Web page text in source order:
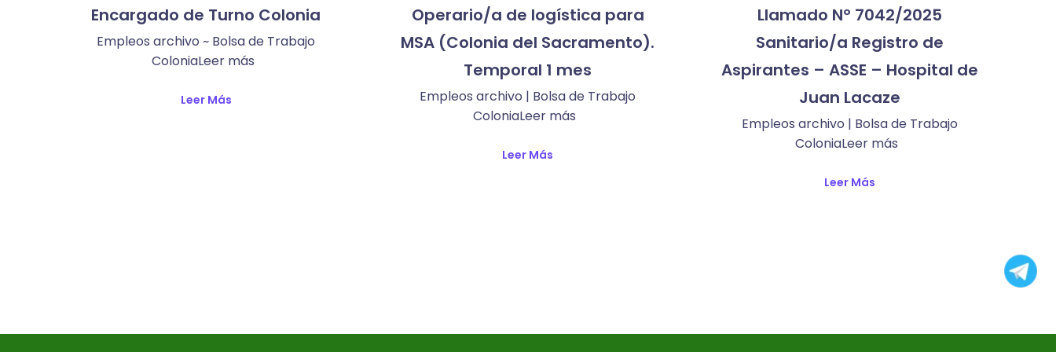
Encargado de Turno Colonia
Empleos archivo ~ Bolsa de Trabajo
ColoniaLeer más ​
Leer Más
Operario/a de logística para
MSA (Colonia del Sacramento).
Temporal 1 mes
Empleos archivo | Bolsa de Trabajo
ColoniaLeer más ​
Leer Más
Llamado Nº 7042/2025
Sanitario/a Registro de
Aspirantes – ASSE – Hospital de
Juan Lacaze
Empleos archivo | Bolsa de Trabajo
ColoniaLeer más ​
Leer Más